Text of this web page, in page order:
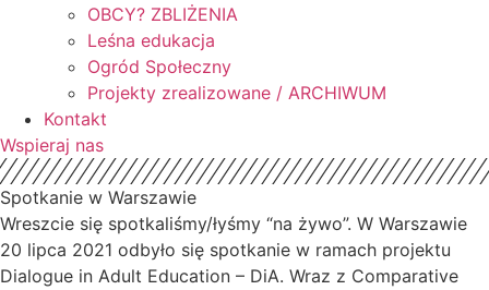
OBCY? ZBLIŻENIA
Leśna edukacja
Ogród Społeczny
Projekty zrealizowane / ARCHIWUM
Kontakt
Wspieraj nas
Spotkanie w Warszawie
Wreszcie się spotkaliśmy/łyśmy “na żywo”. W Warszawie
20 lipca 2021 odbyło się spotkanie w ramach projektu
Dialogue in Adult Education – DiA. Wraz z Comparative